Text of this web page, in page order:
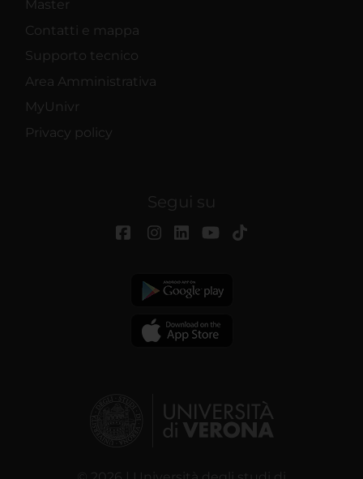
Master
Contatti e mappa
Supporto tecnico
Area Amministrativa
MyUnivr
Privacy policy
Segui su